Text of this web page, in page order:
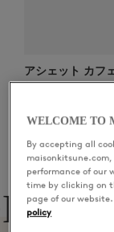
アシェット カフ
￥ 14.850
WELCOME TO
By accepting all
performance of our
time by clicking on
page of our
policy